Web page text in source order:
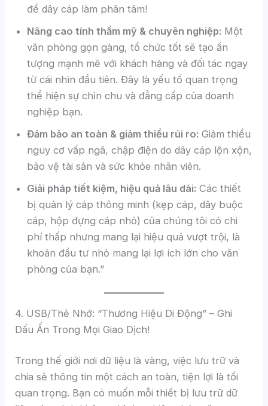
để dây cáp làm phân tâm!
Nâng cao tính thẩm mỹ & chuyên nghiệp: Một
văn phòng gọn gàng, tổ chức tốt sẽ tạo ấn
tượng mạnh mẽ với khách hàng và đối tác ngay
từ cái nhìn đầu tiên. Đây là yếu tố quan trọng
thể hiện sự chỉn chu và đẳng cấp của doanh
nghiệp bạn.
Đảm bảo an toàn & giảm thiểu rủi ro: Giảm thiểu
nguy cơ vấp ngã, chập điện do dây cáp lộn xộn,
bảo vệ tài sản và sức khỏe nhân viên.
Giải pháp tiết kiệm, hiệu quả lâu dài: Các thiết
bị quản lý cáp thông minh (kẹp cáp, dây buộc
cáp, hộp đựng cáp nhỏ) của chúng tôi có chi
phí thấp nhưng mang lại hiệu quả vượt trội, là
khoản đầu tư nhỏ mang lại lợi ích lớn cho văn
phòng của bạn.”
4. USB/Thẻ Nhớ: “Thương Hiệu Di Động” – Ghi
Dấu Ấn Trong Mọi Giao Dịch!
Trong thế giới nơi dữ liệu là vàng, việc lưu trữ và
chia sẻ thông tin một cách an toàn, tiện lợi là tối
quan trọng. Bạn có muốn mỗi thiết bị lưu trữ dữ